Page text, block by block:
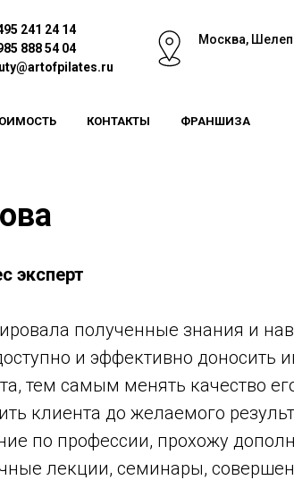
241 24 14
888 54 04
Москва,
КОНТАКТЫ ФРАНШИЗА
эксперт
полученные знания и
и эффективно доносить
тем самым менять качество
клиента до желаемого
по профессии, прохожу
лекции, семинары,